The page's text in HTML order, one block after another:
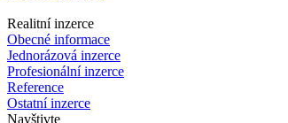
Realitní inzerce
Obecné informace
Jednorázová inzerce
Profesionální inzerce
Reference
Ostatní inzerce
Navštivte